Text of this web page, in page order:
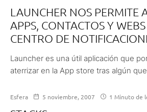
LAUNCHER NOS PERMITE
APPS, CONTACTOS Y WEBS
CENTRO DE
Launcher es una útil aplicación que
aterrizar en la App store tras algún
Esfera 5 noviembre, 2007 1 Minuto de